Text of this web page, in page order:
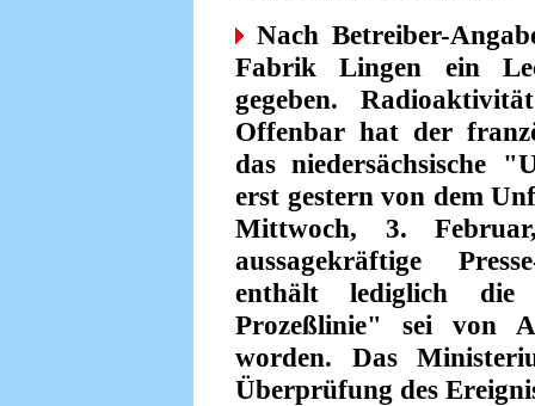
Nach Betreiber-
Fabrik Lingen ein
gegeben.
Offenbar hat der
das niedersächsische
erst gestern von dem
Mittwoch, 3.
aussagekräftige
enthält lediglich die
Prozeßlinie" sei von
worden. Das
Überprüfung des